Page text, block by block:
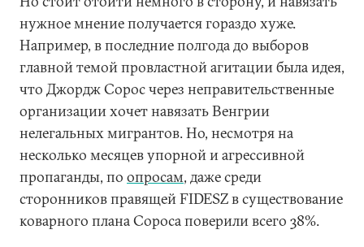
нужное мнение получается гораздо хуже.
Например, в последние полгода до выборов
главной темой провластной агитации была идея,
что Джордж Сорос через неправительственные
организации хочет навязать Венгрии
нелегальных мигрантов. Но, несмотря на
несколько месяцев упорной и агрессивной
пропаганды, по опросам, даже среди
сторонников правящей FIDESZ в существование
коварного плана Сороса поверили всего 38%.